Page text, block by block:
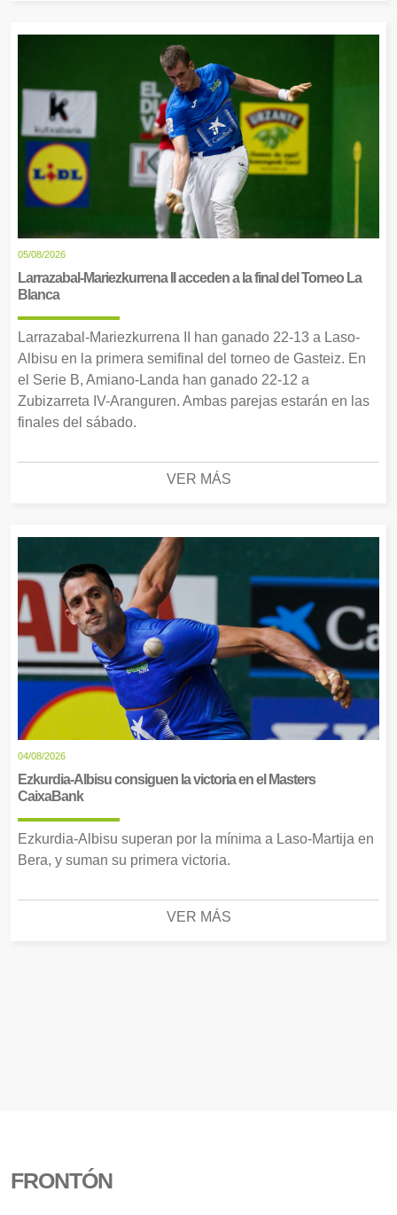
05/08/2026
Larrazabal-Mariezkurrena II acceden a la final del Torneo La
Blanca
Larrazabal-Mariezkurrena II han ganado 22-13 a Laso-
Albisu en la primera semifinal del torneo de Gasteiz. En
el Serie B, Amiano-Landa han ganado 22-12 a
Zubizarreta IV-Aranguren. Ambas parejas estarán en las
finales del sábado.
VER MÁS
04/08/2026
Ezkurdia-Albisu consiguen la victoria en el Masters
CaixaBank
Ezkurdia-Albisu superan por la mínima a Laso-Martija en
Bera, y suman su primera victoria.
VER MÁS
FRONTÓN